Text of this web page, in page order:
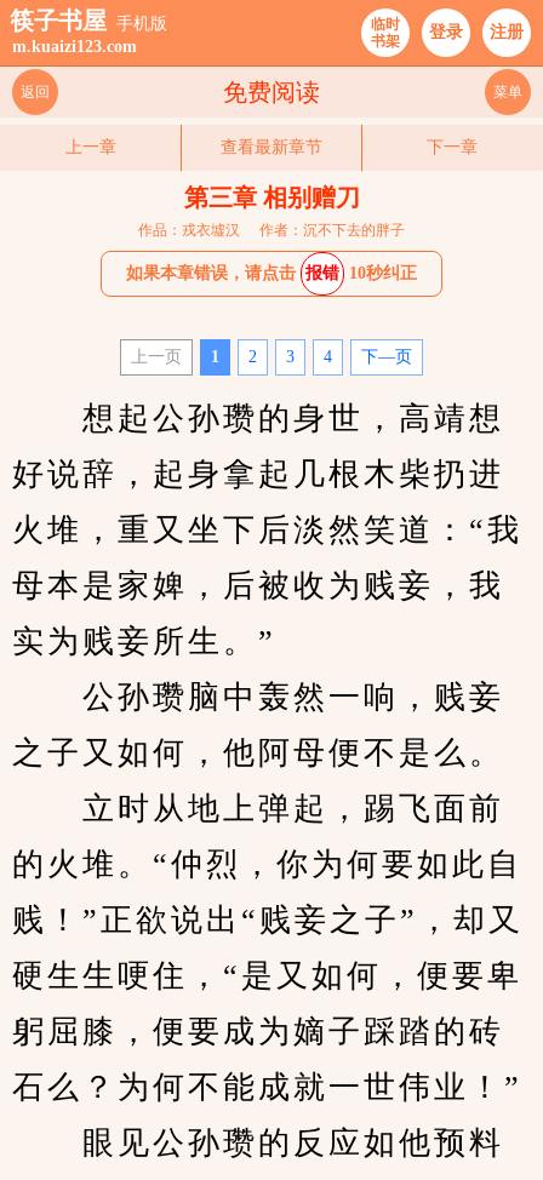
筷子书屋 手机版
m.kuaizi123.com
临时
书架
登录 注册
免费阅读
返回 菜单
上一章 查看最新章节 下一章
第三章 相别赠刀
作品：戎衣墟汉 作者：沉不下去的胖子
如果本章错误，请点击 报错 10秒纠正
上一页 1 2 3 4 下—页
想起公孙瓒的身世，高靖想
好说辞，起身拿起几根木柴扔进
火堆，重又坐下后淡然笑道：“我
母本是家婢，后被收为贱妾，我
实为贱妾所生。”
公孙瓒脑中轰然一响，贱妾
之子又如何，他阿母便不是么。
立时从地上弹起，踢飞面前
的火堆。“仲烈，你为何要如此自
贱！”正欲说出“贱妾之子”，却又
硬生生哽住，“是又如何，便要卑
躬屈膝，便要成为嫡子踩踏的砖
石么？为何不能成就一世伟业！”
眼见公孙瓒的反应如他预料